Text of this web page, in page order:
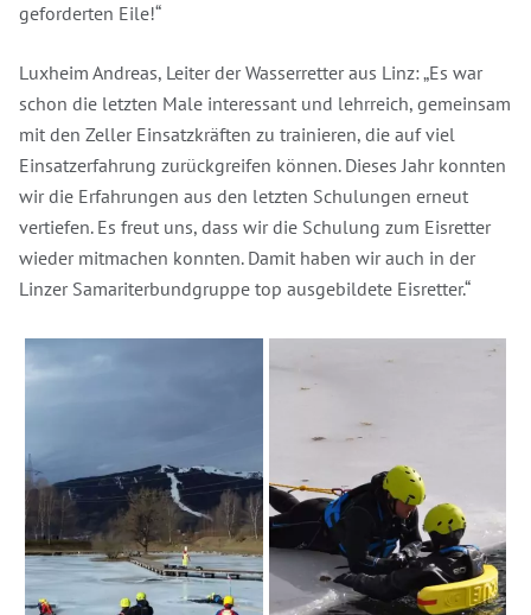
geforderten Eile!“
Luxheim Andreas, Leiter der Wasserretter aus Linz: „Es war
schon die letzten Male interessant und lehrreich, gemeinsam
mit den Zeller Einsatzkräften zu trainieren, die auf viel
Einsatzerfahrung zurückgreifen können. Dieses Jahr konnten
wir die Erfahrungen aus den letzten Schulungen erneut
vertiefen. Es freut uns, dass wir die Schulung zum Eisretter
wieder mitmachen konnten. Damit haben wir auch in der
Linzer Samariterbundgruppe top ausgebildete Eisretter.“